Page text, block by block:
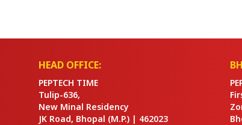
HEAD OFFICE:
PEPTECH TIME
Tulip-636,
New Minal Residency
JK Road, Bhopal (M.P.) | 462023